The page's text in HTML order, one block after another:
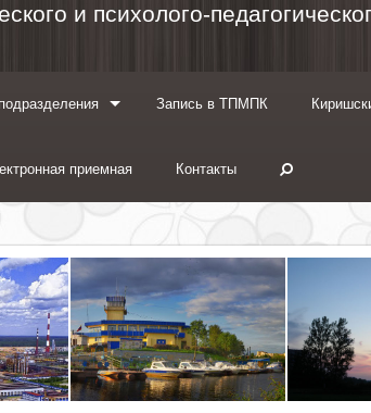
и психолого-
Запись в ТПМПК
приемная Контакты